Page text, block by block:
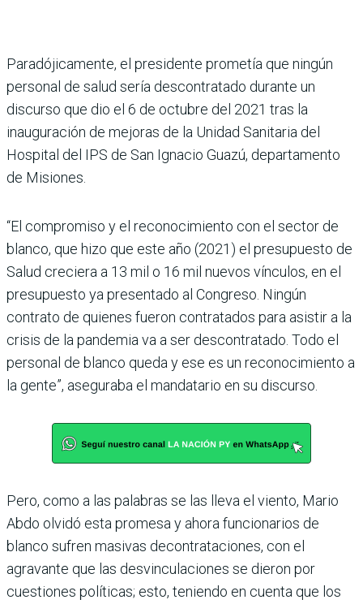
Paradójicamente, el presidente prometía que ningún
personal de salud sería descontratado durante un
discurso que dio el 6 de octubre del 2021 tras la
inauguración de mejoras de la Unidad Sanitaria del
Hospital del IPS de San Ignacio Guazú, departamento
de Misiones.
“El compromiso y el reconocimiento con el sector de
blanco, que hizo que este año (2021) el presupuesto de
Salud creciera a 13 mil o 16 mil nuevos vínculos, en el
presupuesto ya presentado al Congreso. Ningún
contrato de quienes fueron contratados para asistir a la
crisis de la pandemia va a ser descontratado. Todo el
personal de blanco queda y ese es un reconocimiento a
la gente”, aseguraba el mandatario en su discurso.
Pero, como a las palabras se las lleva el viento, Mario
Abdo olvidó esta promesa y ahora funcionarios de
blanco sufren masivas decontrataciones, con el
agravante que las desvinculaciones se dieron por
cuestiones políticas; esto, teniendo en cuenta que los